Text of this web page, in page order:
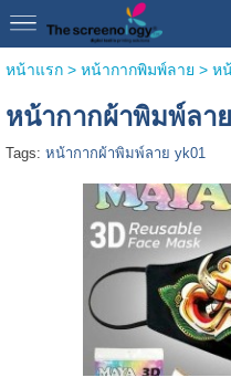
หน้าแรก > หน้ากากพิมพ์ลาย > ห
หน้ากากผ้าพิมพ์ลา
Tags: หน้ากากผ้าพิมพ์ลาย yk01